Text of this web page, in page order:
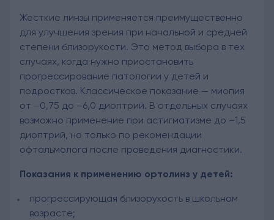
Жесткие линзы применяется преимущественно
для улучшения зрения при начальной и средней
степени близорукости. Это метод выбора в тех
случаях, когда нужно приостановить
прогрессирование патологии у детей и
подростков. Классическое показание — миопия
от –0,75 до –6,0 диоптрий. В отдельных случаях
возможно применение при астигматизме до –1,5
диоптрий, но только по рекомендации
офтальмолога после проведения диагностики.
Показания к применению ортолинз у детей:
прогрессирующая близорукость в школьном
возрасте;